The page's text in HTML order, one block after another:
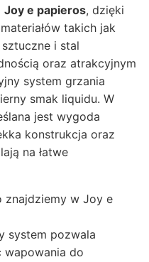
Joy e papieros, dzięki
takich jak
i stal
oraz atrakcyjnym
system grzania
smak liquidu. W
jest wygoda
konstrukcja oraz
na łatwe
znajdziemy w Joy e
system pozwala
wapowania do